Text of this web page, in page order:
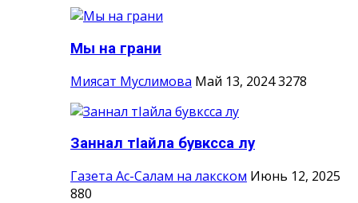
Мы на грани
Миясат Муслимова Май 13, 20243278
Заннал тIайла бувксса лу
Газета Ас-Салам на лакском Июнь 12, 2025
880